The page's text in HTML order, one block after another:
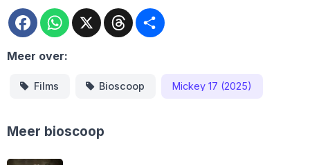
FacebookWhatsApp
X Threads
Meer over:
Films Bioscoop Mickey 17 (2025)
Meer bioscoop